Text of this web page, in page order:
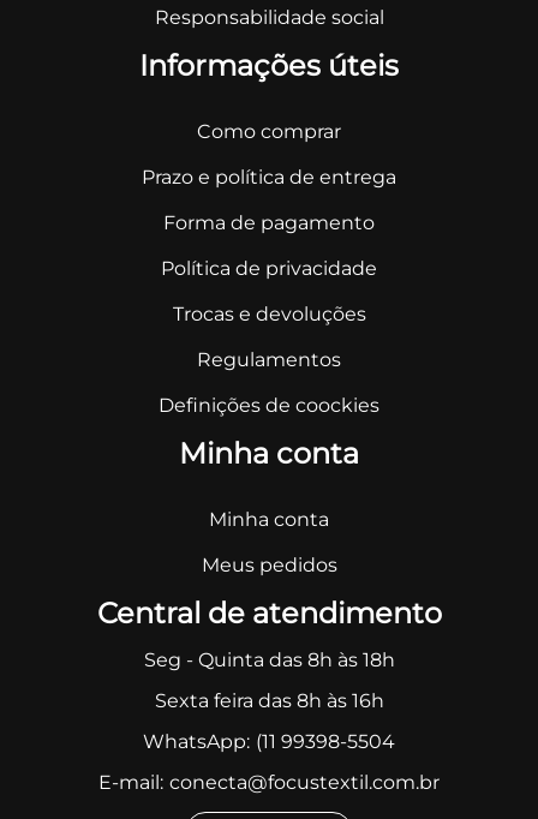
Responsabilidade social
Informações úteis
Como comprar
Prazo e política de entrega
Forma de pagamento
Política de privacidade
Trocas e devoluções
Regulamentos
Definições de coockies
Minha conta
Minha conta
Meus pedidos
Central de atendimento
Seg - Quinta das 8h às 18h
Sexta feira das 8h às 16h
WhatsApp: (11 99398-5504
E-mail: conecta@focustextil.com.br